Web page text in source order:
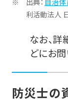
利活動法人
なお、
どにお
防災士の